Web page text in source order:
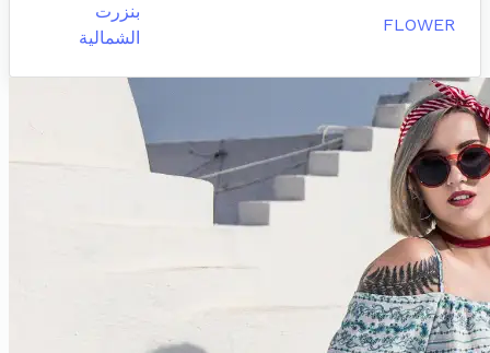
FLOWER
بنزرت
الشمالية